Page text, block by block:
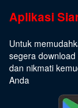
Aplikasi
Untuk
segera
dan nikmati
Anda